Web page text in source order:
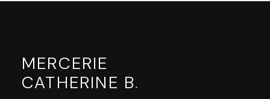
MERCERIE
CATHERINE B.